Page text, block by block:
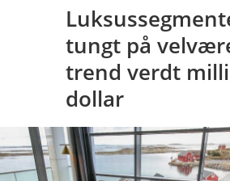
tungt på
trend verdt
dollar